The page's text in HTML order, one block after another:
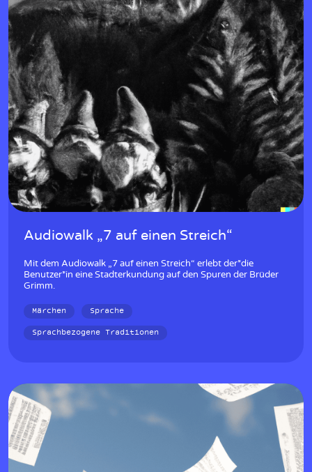
Audiowalk „7 auf einen Streich“
Mit dem Audiowalk „7 auf einen Streich“ erlebt der*die
Benutzer*in eine Stadterkundung auf den Spuren der Brüder
Grimm.
Märchen
Sprache
Sprachbezogene Traditionen